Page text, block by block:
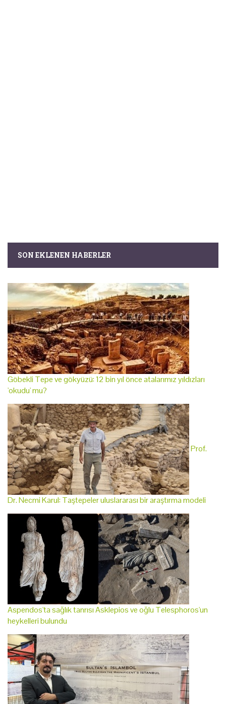
SON EKLENEN HABERLER
Göbekli Tepe ve gökyüzü: 12 bin yıl önce atalarımız yıldızları
'okudu' mu?
Prof.
Dr. Necmi Karul: Taştepeler uluslararası bir araştırma modeli
Aspendos'ta sağlık tanrısı Asklepios ve oğlu Telesphoros'un
heykelleri bulundu